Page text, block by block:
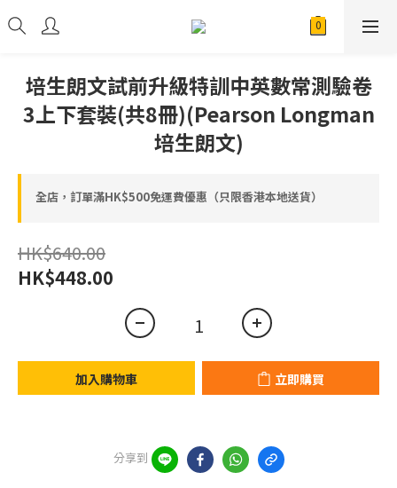
培生朗文試前升級特訓中英數常測驗卷
3上下套裝(共8冊)(Pearson Longman
培生朗文)
全店，訂單滿HK$500免運費優惠（只限香港本地送貨）
HK$640.00
HK$448.00
加入購物車 立即購買
分享到